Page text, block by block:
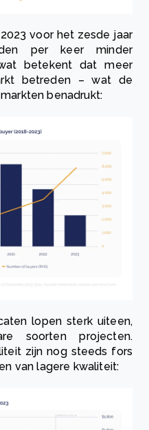
voor het zesde jaar
per keer minder
betekent dat meer
betreden – wat de
benadrukt:
lopen sterk uiteen,
soorten projecten.
zijn nog steeds fors
van lagere kwaliteit: